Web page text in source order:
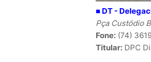
■ DT -
Pça Custódio
Fone: (74)
Titular: DPC